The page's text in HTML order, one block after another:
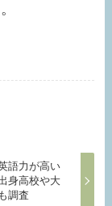
語力が高い
身高校や大
調査